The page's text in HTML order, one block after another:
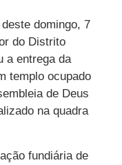
domingo, 7
do Distrito
a entrega da
templo ocupado
de Deus
na quadra
fundiária de